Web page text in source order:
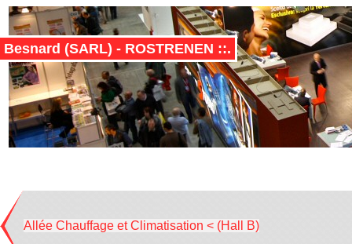
Besnard (SARL) - ROSTRENEN ::.
Allée Chauffage et Climatisation < (Hall B)